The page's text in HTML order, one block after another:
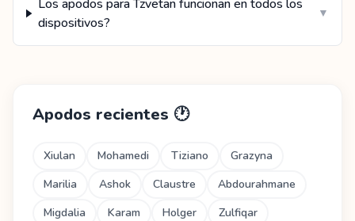
Los apodos para Tzvetan funcionan en todos los
dispositivos?
▼
Apodos recientes 🕐
Xiulan Mohamedi Tiziano
Grazyna
Marilia
Ashok Claustre
Abdourahmane
Migdalia
Karam Holger
Zulfiqar